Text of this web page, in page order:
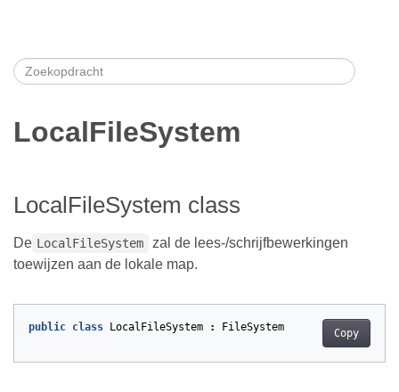
LocalFileSystem
LocalFileSystem class
De LocalFileSystem
zal de lees-/schrijfbewerkingen
toewijzen aan de lokale map.
Copy
public class LocalFileSystem : FileSystem